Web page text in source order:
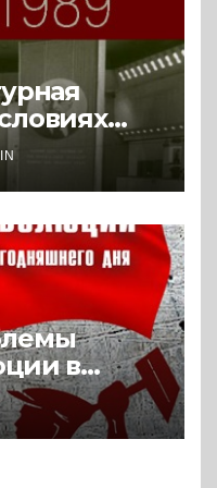
1989.
в
(2024) *